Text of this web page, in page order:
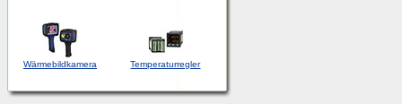
Wärmebildkamera Temperaturregler